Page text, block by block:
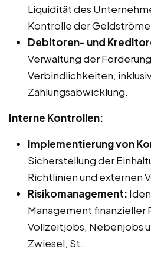
Liquidität des
Kontrolle der
Debitoren- und
Verwaltung der
Verbindlichkeiten,
Zahlungsabwicklung.
Interne Kontrollen:
Implementierung von
Sicherstellung der
Richtlinien und externen
Risikomanagement:
Management finanzieller
Vollzeitjobs, Nebenjobs
Zwiesel, St.